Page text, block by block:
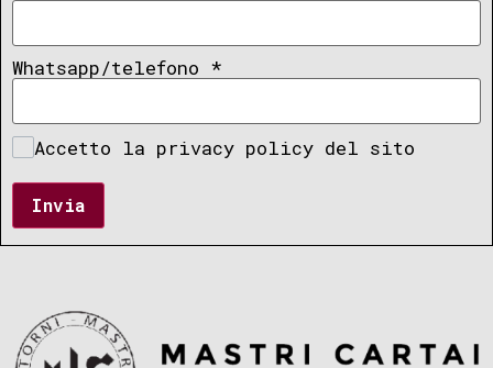
Whatsapp/telefono *
Accetto la privacy policy del sito
Invia